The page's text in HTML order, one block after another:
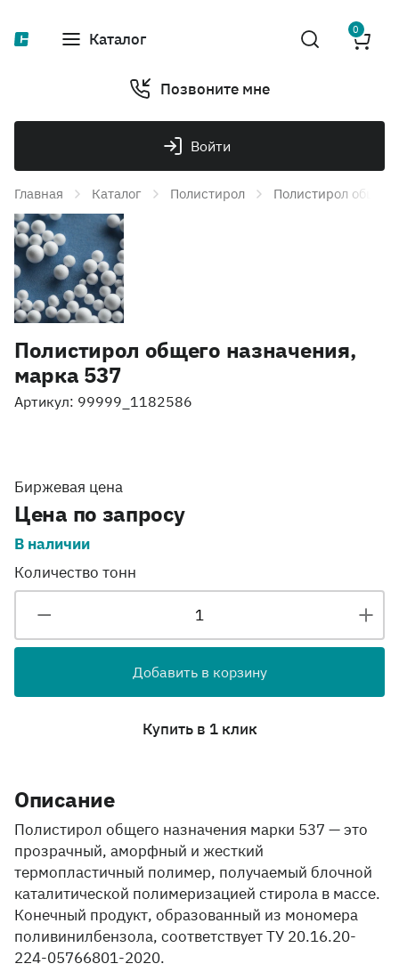
Каталог 0
Позвоните мне
Войти
Главная Каталог Полистирол Полистирол
Полистирол общего назначения,
марка 537
Артикул: 99999_1182586
Биржевая цена
Цена по запросу
В наличии
Количество тонн
Добавить в корзину
Купить в 1 клик
Описание
Полистирол общего назначения марки 537 — это
прозрачный, аморфный и жесткий
термопластичный полимер, получаемый блочной
каталитической полимеризацией стирола в массе.
Конечный продукт, образованный из мономера
поливинилбензола, соответствует ТУ 20.16.20-
224-05766801-2020.